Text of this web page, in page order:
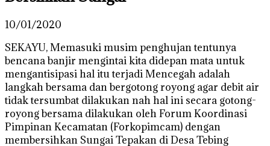
10/01/2020
SEKAYU, Memasuki musim penghujan tentunya
bencana banjir mengintai kita didepan mata untuk
mengantisipasi hal itu terjadi Mencegah adalah
langkah bersama dan bergotong royong agar debit air
tidak tersumbat dilakukan nah hal ini secara gotong-
royong bersama dilakukan oleh Forum Koordinasi
Pimpinan Kecamatan (Forkopimcam) dengan
membersihkan Sungai Tepakan di Desa Tebing